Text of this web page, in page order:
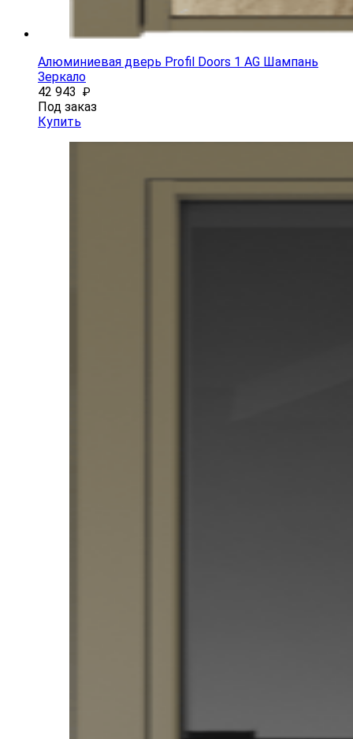
Алюминиевая дверь Profil Doors 1 AG Шампань
Зеркало
42 943 ₽
Под заказ
Купить